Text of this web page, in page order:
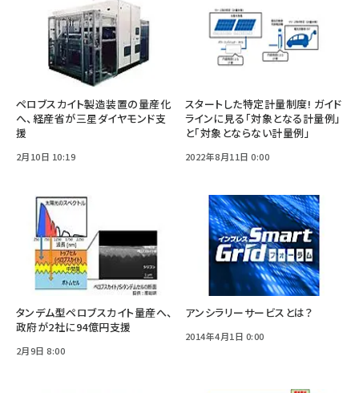
ペロブスカイト製造装置の量産化
へ、経産省が三星ダイヤモンド支
援
2月10日 10:19
スタートした特定計量制度! ガイド
ラインに見る「対象となる計量例」
と「対象とならない計量例」
2022年8月11日 0:00
タンデム型ペロブスカイト量産へ、
政府が2社に94億円支援
2月9日 8:00
アンシラリーサービスとは？
2014年4月1日 0:00